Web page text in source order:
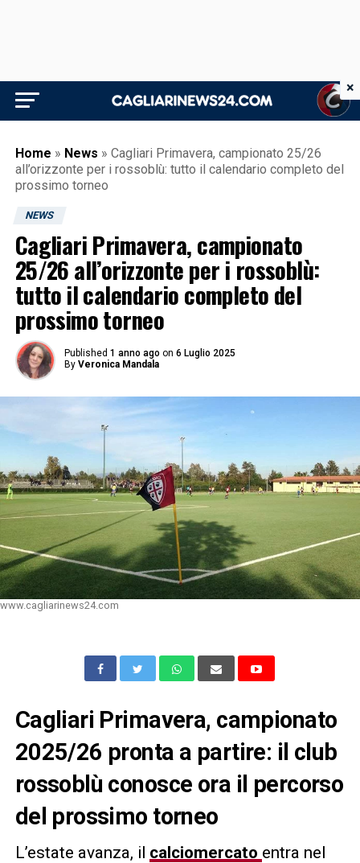
Home » News » Cagliari Primavera, campionato 25/26
all’orizzonte per i rossoblù: tutto il calendario completo del
prossimo torneo
NEWS
Cagliari Primavera, campionato
25/26 all’orizzonte per i rossoblù:
tutto il calendario completo del
prossimo torneo
Published 1 anno ago on 6 Luglio 2025
By Veronica Mandala
www.cagliarinews24.com
Cagliari Primavera, campionato
2025/26 pronta a partire: il club
rossoblù conosce ora il percorso
del prossimo torneo
L’estate avanza, il calciomercato entra nel
×